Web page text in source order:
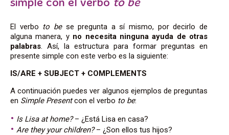
simple con el verbo to be
El verbo to bese pregunta a sí mismo, por decirlo de
alguna manera, y no necesita ninguna ayuda de otras
palabras. Así, la estructura para formar preguntas en
presente simple con este verbo es la siguiente:
IS/ARE + SUBJECT + COMPLEMENTS
A continuación puedes ver algunos ejemplos de preguntas
en Simple Presentcon el verbo to be:
Is Lisa at home?– ¿Está Lisa en casa?
Are they your children?– ¿Son ellos tus hijos?